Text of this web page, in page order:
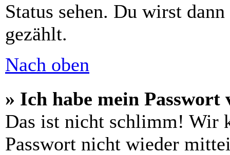
Status sehen. Du wirst
gezählt.
Nach oben
» Ich habe mein Passwort
Das ist nicht schlimm! Wir
Passwort nicht wieder